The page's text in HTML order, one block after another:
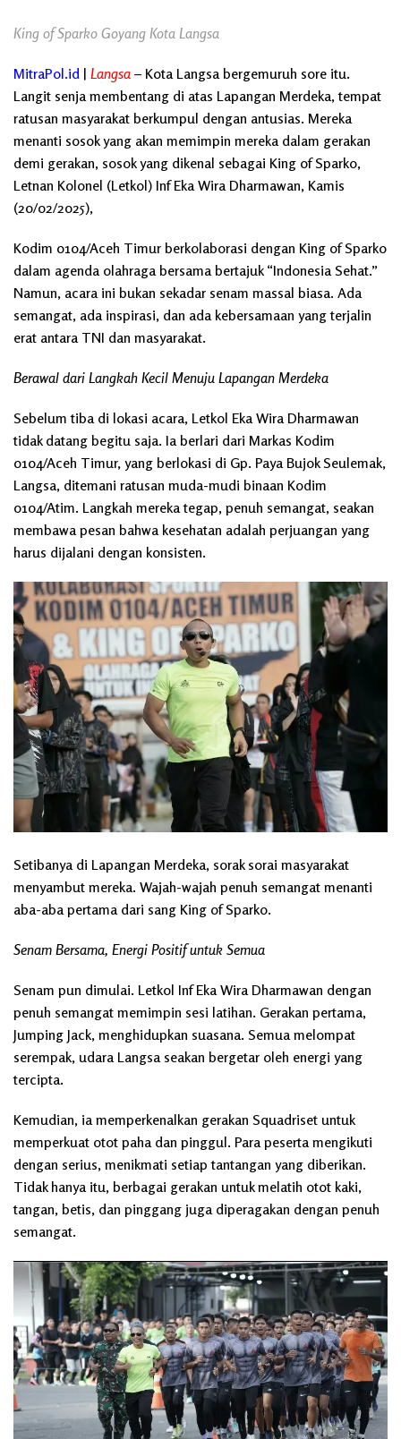
King of Sparko Goyang Kota Langsa
MitraPol.id | Langsa – Kota Langsa bergemuruh sore itu.
Langit senja membentang di atas Lapangan Merdeka, tempat
ratusan masyarakat berkumpul dengan antusias. Mereka
menanti sosok yang akan memimpin mereka dalam gerakan
demi gerakan, sosok yang dikenal sebagai King of Sparko,
Letnan Kolonel (Letkol) Inf Eka Wira Dharmawan, Kamis
(20/02/2025),
Kodim 0104/Aceh Timur berkolaborasi dengan King of Sparko
dalam agenda olahraga bersama bertajuk “Indonesia Sehat.”
Namun, acara ini bukan sekadar senam massal biasa. Ada
semangat, ada inspirasi, dan ada kebersamaan yang terjalin
erat antara TNI dan masyarakat.
Berawal dari Langkah Kecil Menuju Lapangan Merdeka
Sebelum tiba di lokasi acara, Letkol Eka Wira Dharmawan
tidak datang begitu saja. Ia berlari dari Markas Kodim
0104/Aceh Timur, yang berlokasi di Gp. Paya Bujok Seulemak,
Langsa, ditemani ratusan muda-mudi binaan Kodim
0104/Atim. Langkah mereka tegap, penuh semangat, seakan
membawa pesan bahwa kesehatan adalah perjuangan yang
harus dijalani dengan konsisten.
Setibanya di Lapangan Merdeka, sorak sorai masyarakat
menyambut mereka. Wajah-wajah penuh semangat menanti
aba-aba pertama dari sang King of Sparko.
Senam Bersama, Energi Positif untuk Semua
Senam pun dimulai. Letkol Inf Eka Wira Dharmawan dengan
penuh semangat memimpin sesi latihan. Gerakan pertama,
Jumping Jack, menghidupkan suasana. Semua melompat
serempak, udara Langsa seakan bergetar oleh energi yang
tercipta.
Kemudian, ia memperkenalkan gerakan Squadriset untuk
memperkuat otot paha dan pinggul. Para peserta mengikuti
dengan serius, menikmati setiap tantangan yang diberikan.
Tidak hanya itu, berbagai gerakan untuk melatih otot kaki,
tangan, betis, dan pinggang juga diperagakan dengan penuh
semangat.